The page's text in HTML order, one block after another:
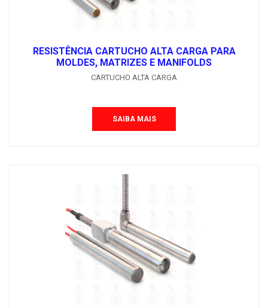
RESISTÊNCIA CARTUCHO ALTA CARGA PARA
MOLDES, MATRIZES E MANIFOLDS
CARTUCHO ALTA CARGA
SAIBA MAIS